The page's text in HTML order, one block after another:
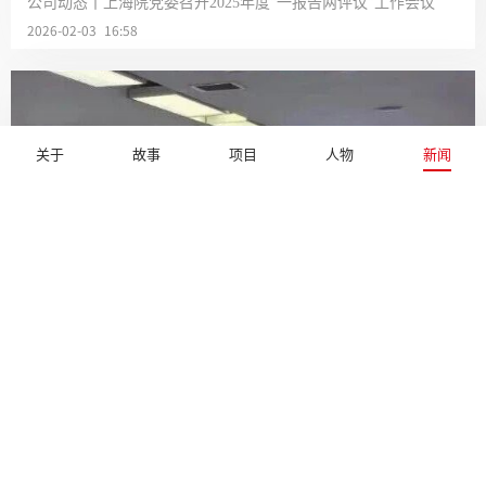
2026-02-03 16:58
关于 故事 项目 人物 新闻